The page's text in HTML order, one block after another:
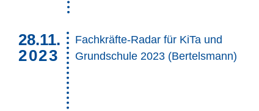
28.11.
2023
Fachkräfte-Radar für KiTa und
Grundschule 2023 (Bertelsmann)